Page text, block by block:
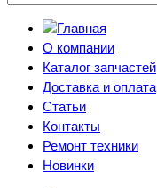
О компании
Каталог запчастей
Доставка и оплата
Статьи
Контакты
Ремонт техники
Новинки